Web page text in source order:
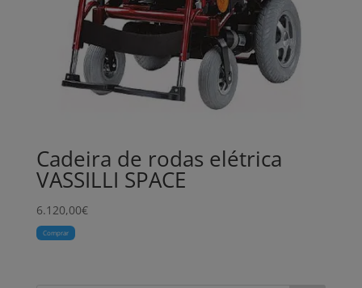
Cadeira de rodas elétrica
VASSILLI SPACE
6.120,00€
Comprar